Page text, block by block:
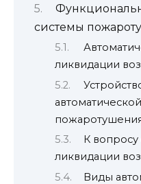
системы
ликвидации
К вопросу
ликвидации
Виды